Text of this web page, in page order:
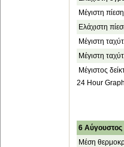
Μέγιστη πίεση
Ελάχιστη
Μέγιστη
Μέγιστη
Μέγιστος
24 Hour
6 Αύγουστος
Μέση